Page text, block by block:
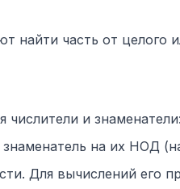
найти часть от целого
и
на их НОД
Для вычислений его